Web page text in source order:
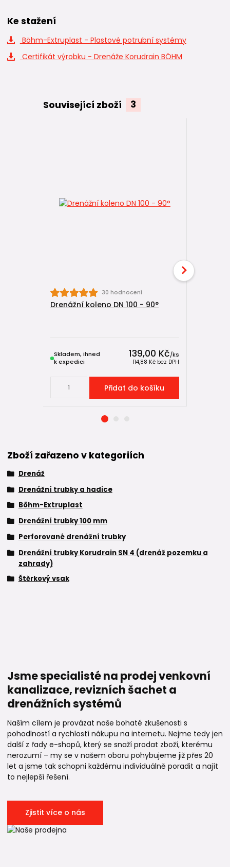
Ke stažení
Böhm-Extruplast - Plastové potrubní systémy
Certifikát výrobku - Drenáže Korudrain BÖHM
Související zboží 3
30 hodnocení
Drenážní koleno DN 100 - 90°
139,00 Kč/ks
114,88 Kč bez DPH
Skladem, ihned
k expedici
Přidat do košíku
Zboží zařazeno v kategoriích
Drenáž
Drenážní trubky a hadice
Böhm-Extruplast
Drenážní trubky 100 mm
Perforované drenážní trubky
Drenážní trubky Korudrain SN 4 (drenáž pozemku a
zahrady)
Štěrkový vsak
Jsme specialisté na prodej venkovní
kanalizace, revizních šachet a
drenážních systémů
Naším cílem je provázat naše bohaté zkušenosti s
pohodlností a rychlostí nákupu na internetu. Nejme tedy jen
další z řady e-shopů, který se snaží prodat zboží, kterému
nerozumí – my se v našem oboru pohybujeme již přes 20
let a jsme tak schopni každému individuálně poradit a najít
to nejlepší řešení.
Zjistit více o nás